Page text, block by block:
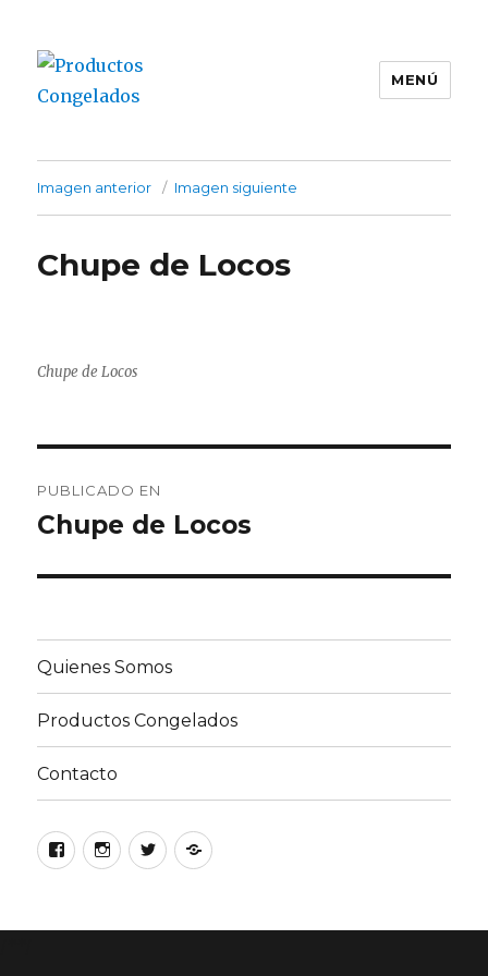
MENÚ
Imagen anterior Imagen siguiente
Chupe de Locos
Chupe de Locos
de
PUBLICADO EN
Chupe de Locos
Quienes Somos
Productos Congelados
Contacto
FacebookInstagram
TwitterGoogle